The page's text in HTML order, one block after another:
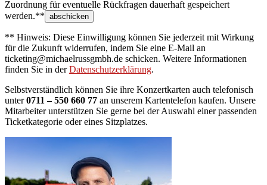
Zuordnung für eventuelle Rückfragen dauerhaft gespeichert
werden.**
** Hinweis: Diese Einwilligung können Sie jederzeit mit Wirkung
für die Zukunft widerrufen, indem Sie eine E-Mail an
ticketing@michaelrussgmbh.de schicken. Weitere Informationen
finden Sie in derDatenschutzerklärung.
Selbstverständlich können Sie ihre Konzertkarten auch telefonisch
unter0711 – 550 660 77 an unserem Kartentelefon kaufen. Unsere
Mitarbeiter unterstützen Sie gerne bei der Auswahl einer passenden
Ticketkategorie oder eines Sitzplatzes.